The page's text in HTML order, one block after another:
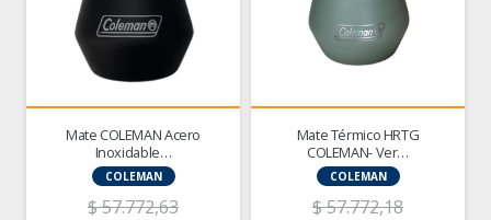
Mate COLEMAN Acero
Inoxidable…
COLEMAN
$57.772,63
Mate Térmico HRTG
COLEMAN- Ver…
COLEMAN
$57.772,18